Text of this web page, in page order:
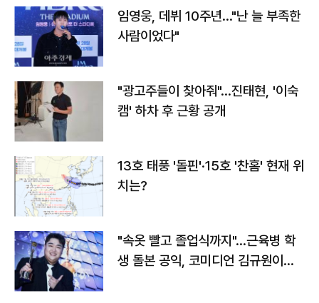
임영웅, 데뷔 10주년…"난 늘 부족한
사람이었다"
"광고주들이 찾아줘"…진태현, '이숙
캠' 하차 후 근황 공개
13호 태풍 '돌핀'·15호 '찬홈' 현재 위
치는?
"속옷 빨고 졸업식까지"…근육병 학
생 돌본 공익, 코미디언 김규원이었